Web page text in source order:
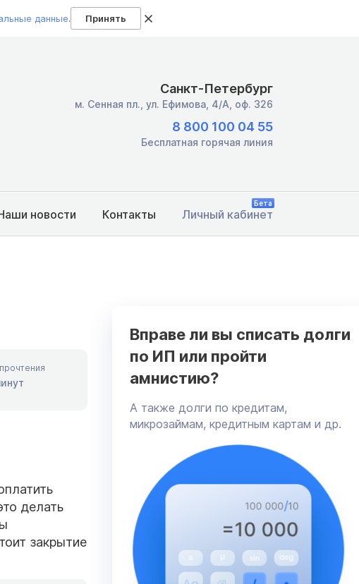
данные. Принять
Санкт-Петербург
м. Сенная пл., ул. Ефимова, 4/А, оф. 326
8 800 100 04 55
Бесплатная горячая линия
новости Контакты Личный кабинет
Бета
делать
закрытие
Вправе ли вы списать долги
по ИП или пройти
амнистию?
А также долги по кредитам,
микрозаймам, кредитным картам и др.